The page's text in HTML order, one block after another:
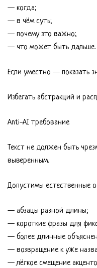
— когда;
— в чём суть;
— почему это важно;
— что может быть дальше.
Если уместно — показать
Избегать абстракций и
Anti-AI требование
Текст не должен быть
выверенным.
Допустимы естественные
— абзацы разной длины;
— короткие фразы для
— более длинные
— возвращение к уже
— лёгкое смещение